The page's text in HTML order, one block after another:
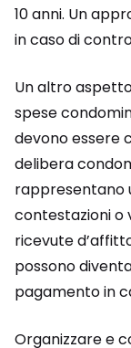
10 anni. Un
in caso di
Un altro
spese
devono essere
delibera
rappresentano
contestazioni o
ricevute
possono
pagamento in
Organizzare e